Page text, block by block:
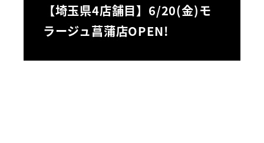
【埼玉県4店舗目】6/20(金)モ
ラージュ菖蒲店OPEN!